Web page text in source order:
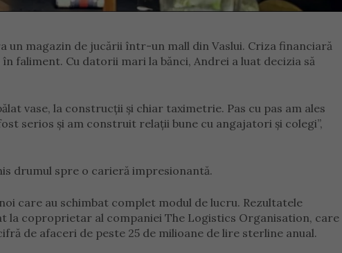
un magazin de jucării într-un mall din Vaslui. Criza financiară
faliment. Cu datorii mari la bănci, Andrei a luat decizia să
vase, la construcții și chiar taximetrie. Pas cu pas am ales
serios și am construit relații bune cu angajatori și colegi”,
drumul spre o carieră impresionantă.
care au schimbat complet modul de lucru. Rezultatele
la coproprietar al companiei The Logistics Organisation, care
de afaceri de peste 25 de milioane de lire sterline anual.